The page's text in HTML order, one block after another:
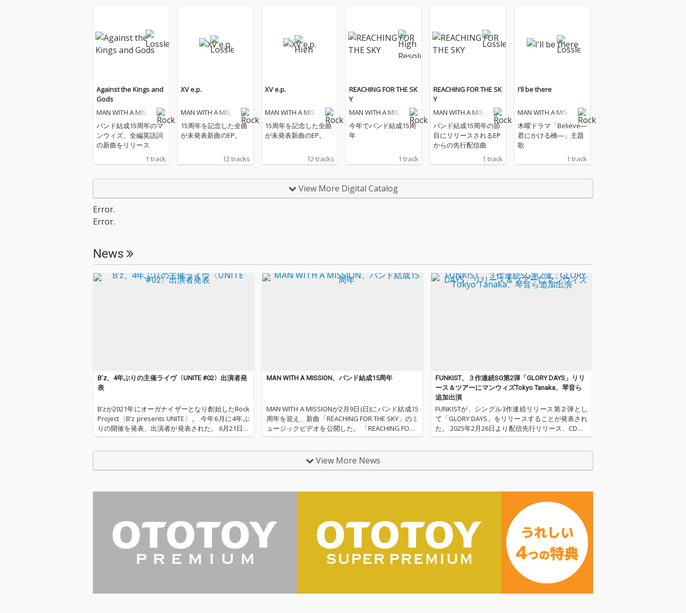
Against the Kings and
Gods
MAN WITH A MISSI
バンド結成15周年のマ
ンウィズ、全編英語詞
の新曲をリリース
1 track
XV e.p.
MAN WITH A MISSI
15周年を記念した全曲
が未発表新曲のEP。
12 tracks
XV e.p.
MAN WITH A MISSI
15周年を記念した全曲
が未発表新曲のEP。
12 tracks
REACHING FOR THE SK
Y
MAN WITH A MISSI
今年でバンド結成15周
年
1 track
REACHING FOR THE SK
Y
MAN WITH A MISSI
バンド結成15周年の節
目にリリースされるEP
からの先行配信曲
1 track
I'll be there
MAN WITH A MISSI
木曜ドラマ「Believe―
君にかける橋―」主題
歌
1 track
View More Digital Catalog
Error.
Error.
News
B’z、4年ぶりの主催ライヴ〈UNITE #02〉出演者発
表
B’zが2021年にオーガナイザーとなり創始したRock
Project〈B’z presents UNITE〉。 今年6月に4年ぶ
りの開催を発表、出演者が発表された。 6月21日は
B’zと同じ1988年結成のTHE YELLOW MONKEY、6月
MAN WITH A MISSION、バンド結成15周年
MAN WITH A MISSIONが2月9日(日)にバンド結成15
周年を迎え、新曲「REACHING FOR THE SKY」のミ
ュージックビデオを公開した。 「REACHING FOR T
HE SKY」は3月12日発売予定の「XV e.p.」に収録
FUNKIST、３作連続SG第2弾「GLORY DAYS」リリ
ース＆ツアーにマンウィズTokyo Tanaka、琴音ら
追加出演
FUNKISTが、シングル3作連続リリース第２弾とし
て「GLORY DAYS」をリリースすることが発表され
た。 2025年2月26日より配信先行リリース、CDは2
月28日よりライヴ会場限定発売される。 今作GLOR
View More News